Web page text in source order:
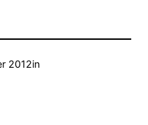
2012in